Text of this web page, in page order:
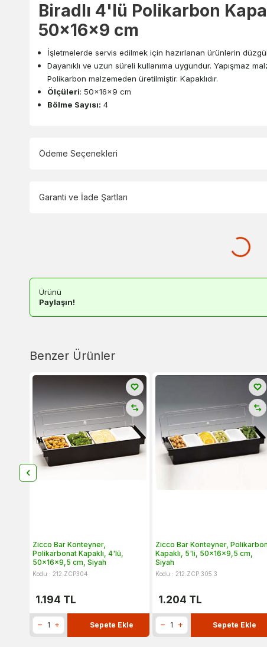
Biradlı 4'lü Polikarbon
50x16x9 cm
İşletmelerde servis edilmek için hazırlanan ürünlerin
Dayanıklı ve uzun süreli kullanıma uygundur. Yapışmaz
Polikarbon malzemeden üretilmiştir. Kapaklıdır.
Ölçüleri: 50x16x9 cm
Bölme Sayısı: 4
Ödeme Seçenekleri
Garanti ve İade Şartları
Ürünü
Paylaşın!
Benzer Ürünler
Zicco Bar Konteyner,
Polikarbonat Kapaklı, 4'lü,
50x16x9,5 cm, Siyah
Kodu : 212.ZCP304
1.194 TL
Sepete Ekle
Zicco Bar Konteyner, Polikarbon
Kapaklı, 5'li, 50x16x9,5 cm,
Siyah
Kodu : 212.ZCP.305.3
1.204 TL
Sepete Ekle